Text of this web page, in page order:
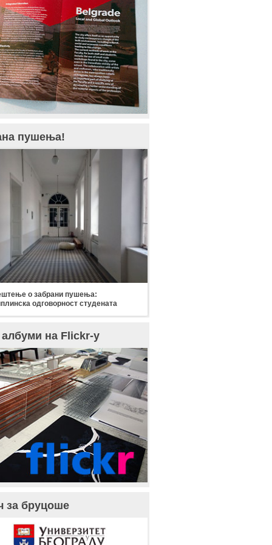
пушења!
о забрани пушења:
одговорност студената
на Flickr-у
за бруцоше